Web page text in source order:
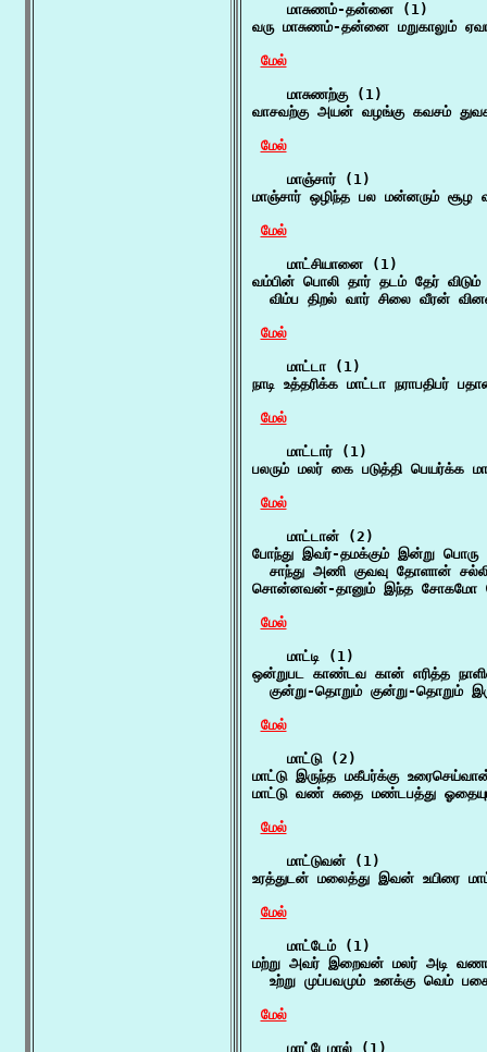
    மாசுணம்-தன்னை (1)
வரு மாசுணம்-தன்னை மறுகாலும்
மேல்
    மாசுணற்கு (1)
வாசவற்கு அயன் வழங்கு கவசம்
மேல்
    மாஞ்சார் (1)
மாஞ்சார் ஒழிந்த பல மன்னரும் சூழ
மேல்
    மாட்சியானை (1)
வம்பின் பொலி தார் தடம் தேர் விடும்
விம்ப திறல் வார் சிலை வீரன்
மேல்
    மாட்டா (1)
நாடி உத்தரிக்க மாட்டா நராபதிபர்
மேல்
    மாட்டார் (1)
பலரும் மலர் கை படுத்தி பெயர்க்க
மேல்
    மாட்டான் (2)
போந்து இவர்-தமக்கும் இன்று
சாந்து அணி குவவு தோளான்
சொன்னவன்-தானும் இந்த சோகமோ
மேல்
    மாட்டி (1)
ஒன்றுபட காண்டவ கான் எரித்த
குன்று-தொறும் குன்று-தொறும்
மேல்
    மாட்டு (2)
மாட்டு இருந்த மகீபர்க்கு
மாட்டு வண் சுதை மண்டபத்து
மேல்
    மாட்டுவன் (1)
உரத்துடன் மலைத்து இவன் உயிரை
மேல்
    மாட்டேம் (1)
மற்று அவர் இறைவன் மலர் அடி
உற்று முப்பவமும் உனக்கு வெம்
மேல்
    மாட்டேமால் (1)